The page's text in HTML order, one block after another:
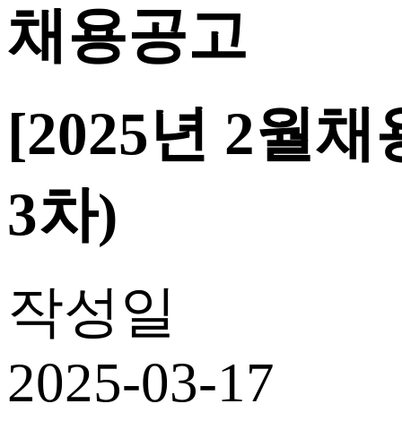
채용공고
[2025년 2월
3차)
작성일
2025-03-17